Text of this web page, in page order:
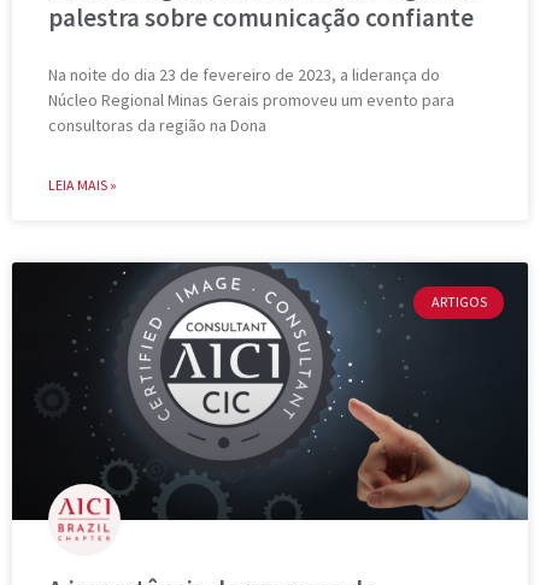
palestra sobre comunicação confiante
Na noite do dia 23 de fevereiro de 2023, a liderança do
Núcleo Regional Minas Gerais promoveu um evento para
consultoras da região na Dona
LEIA MAIS »
ARTIGOS